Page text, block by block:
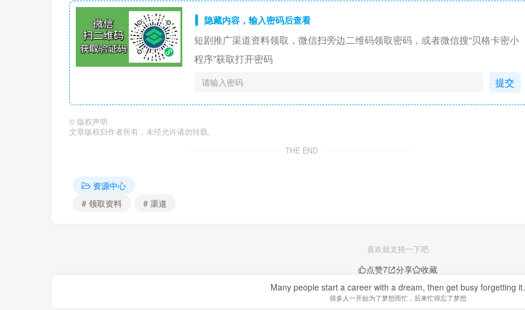
隐藏内容，输入密码后查看
短剧推广渠道资料领取，微信扫旁边二维码领取密码，或者微信搜“贝格卡密小
程序”获取打开密码
提交
© 版权声明
文章版权归作者所有，未经允许请勿转载。
THE END
资源中心
# 领取资料
# 渠道
喜欢就支持一下吧
点赞7 分享
收藏
Many people start a career with a dream, then get busy forgetting it.
很多人一开始为了梦想而忙，后来忙得忘了梦想